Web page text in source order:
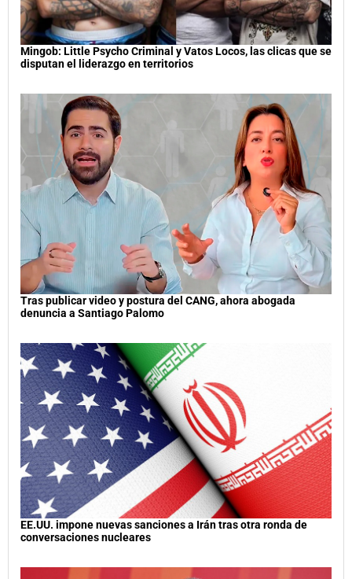
Mingob: Little Psycho Criminal y Vatos Locos, las clicas que se
disputan el liderazgo en territorios
Tras publicar video y postura del CANG, ahora abogada
denuncia a Santiago Palomo
EE.UU. impone nuevas sanciones a Irán tras otra ronda de
conversaciones nucleares